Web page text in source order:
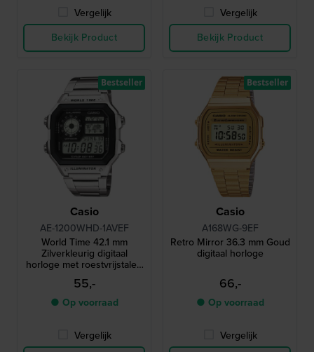
Vergelijk
Bekijk Product
Vergelijk
Bekijk Product
Casio
AE-1200WHD-1AVEF
World Time 42.1 mm
Zilverkleurig digitaal
horloge met roestvrijstalen
armband
55,-
● Op voorraad
Vergelijk
Bestseller
Casio
A168WG-9EF
Retro Mirror 36.3 mm Goud
digitaal horloge
66,-
● Op voorraad
Vergelijk
Bestseller